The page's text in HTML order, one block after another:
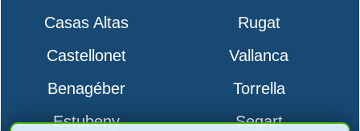
Casas Altas
Rugat
Castellonet
Vallanca
Benagéber
Torrella
Estubeny
Segart